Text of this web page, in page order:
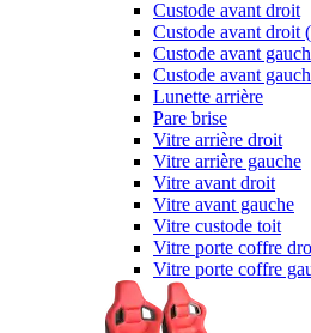
Custode avant droit
Custode avant droit
Custode avant
Custode avant
Lunette arrière
Pare brise
Vitre arrière droit
Vitre arrière gauche
Vitre avant droit
Vitre avant gauche
Vitre custode toit
Vitre porte coffre
Vitre porte coffre